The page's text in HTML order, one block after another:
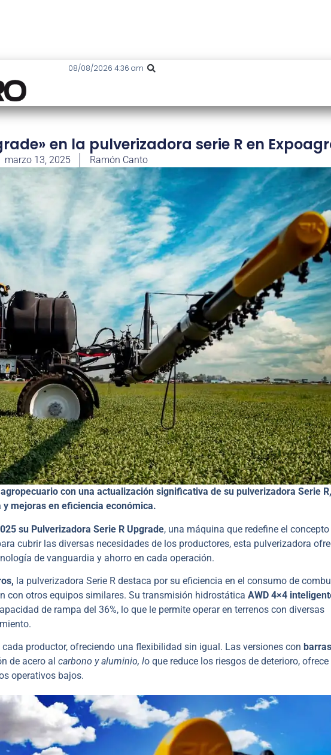
08/08/2026 4:36 am
en la pulverizadora serie R en
marzo 13, 2025 Ramón Canto
con una actualización significativa de su pulverizadora Serie R,
mejoras en eficiencia económica.
su Pulverizadora Serie R Upgrade, una máquina que redefine el concepto
cubrir las diversas necesidades de los productores, esta pulverizadora
de vanguardia y ahorro en cada operación.
la pulverizadora Serie R destaca por su eficiencia en el consumo de
con otros equipos similares. Su transmisión hidrostática AWD 4×4
de rampa del 36%, lo que le permite operar en terrenos con diversas
productor, ofreciendo una flexibilidad sin igual. Las versiones con
de acero al carbono y aluminio, lo que reduce los riesgos de deterioro, ofrece
operativos bajos.